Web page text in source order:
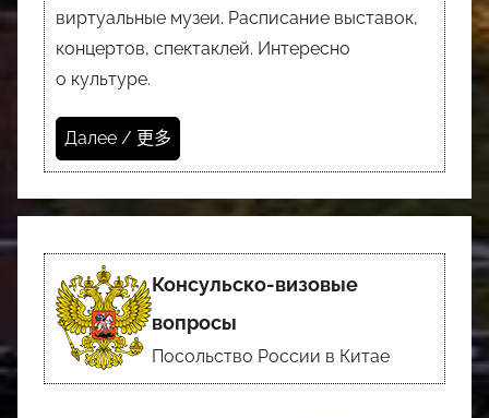
виртуальные музеи. Расписание выставок,
концертов, спектаклей. Интересно
о культуре.
Далее / 更多
Консульско-визовые
вопросы
Посольство России в Китае